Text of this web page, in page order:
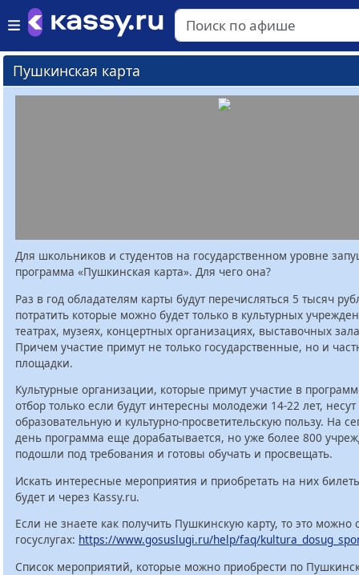
Пушкинская карта
Для школьников и студентов на государственном уровне
программа «Пушкинская карта». Для чего она?
Раз в год обладателям карты будут перечисляться 5 тысяч
потратить которые можно будет только в культурных
театрах, музеях, концертных организациях, выставочных
Причем участие примут не только государственные, но и
площадки.
Культурные организации, которые примут участие в
отбор только если будут интересны молодежи 14-22 лет,
образовательную и культурно-просветительскую пользу. На
день программа еще дорабатывается, но уже более 800
подошли под требования и готовы обучать и просвещать.
Искать интересные мероприятия и приобретать на них
будет и через Kassy.ru.
Если не знаете как получить Пушкинскую карту, то это можно
госуслугах: https://www.gosuslugi.ru/help/faq/
Список мероприятий, которые можно приобрести по